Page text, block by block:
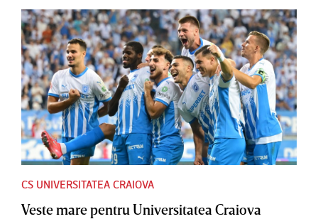
CS UNIVERSITATEA CRAIOVA
Veste mare pentru Universitatea Craiova